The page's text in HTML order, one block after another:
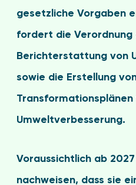
gesetzliche Vorgaben
fordert die Verordnung
Berichterstattung von
sowie die Erstellung
Umweltverbesserung.
Voraussichtlich ab
nachweisen, dass sie